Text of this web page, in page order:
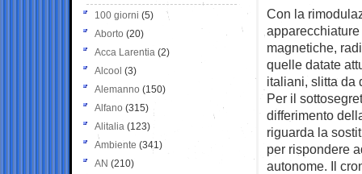
Con la
magnetiche,
quelle datate
italiani, slitta da
Per il
differimento
riguarda la
per rispondere
autonome. Il
100 giorni (5)
Aborto (20)
Acca Larentia (2)
Alcool (3)
Alemanno (150)
Alfano (315)
Alitalia (123)
Ambiente (341)
AN (210)